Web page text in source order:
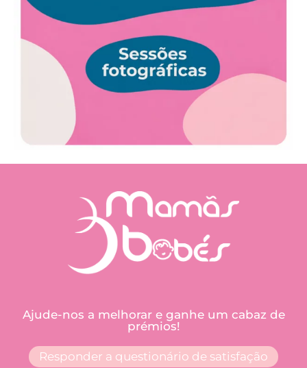
Ajude-nos a melhorar e ganhe um cabaz de
prémios!
Responder a questionário de satisfação